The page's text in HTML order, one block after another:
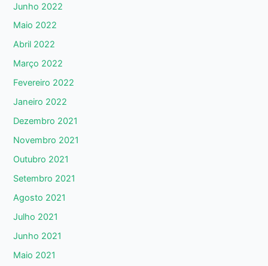
Junho 2022
Maio 2022
Abril 2022
Março 2022
Fevereiro 2022
Janeiro 2022
Dezembro 2021
Novembro 2021
Outubro 2021
Setembro 2021
Agosto 2021
Julho 2021
Junho 2021
Maio 2021